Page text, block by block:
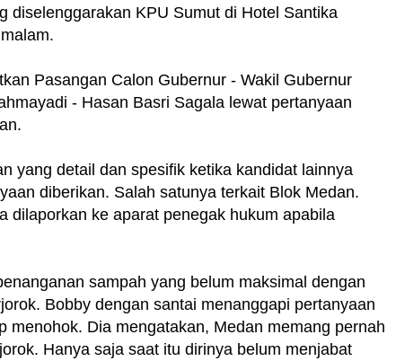
diselenggarakan KPU Sumut di Hotel Santika
Pasangan Calon Gubernur - Wakil Gubernur
- Hasan Basri Sagala lewat pertanyaan
yang detail dan spesifik ketika kandidat lainnya
diberikan. Salah satunya terkait Blok Medan.
dilaporkan ke aparat penegak hukum apabila
sampah yang belum maksimal dengan
Bobby dengan santai menanggapi pertanyaan
menohok. Dia mengatakan, Medan memang pernah
Hanya saja saat itu dirinya belum menjabat